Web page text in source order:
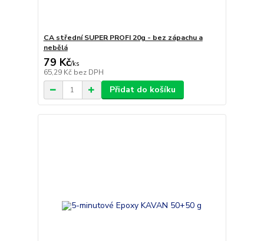
CA střední SUPER PROFI 20g - bez zápachu a
nebělá
79 Kč/ks
65,29 Kč bez DPH
Přidat do košíku